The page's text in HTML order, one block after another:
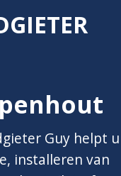
Guy helpt u
installeren van